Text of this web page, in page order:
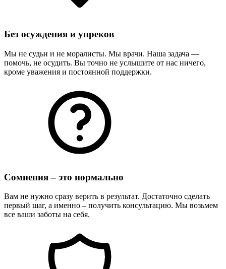
Без осуждения и упреков
Мы не судьи и не моралисты. Мы врачи. Наша задача —
помочь, не осудить. Вы точно не услышите от нас ничего,
кроме уважения и постоянной поддержки.
Сомнения – это нормально
Вам не нужно сразу верить в результат. Достаточно сделать
первый шаг, а именно – получить консультацию. Мы возьмем
все ваши заботы на себя.